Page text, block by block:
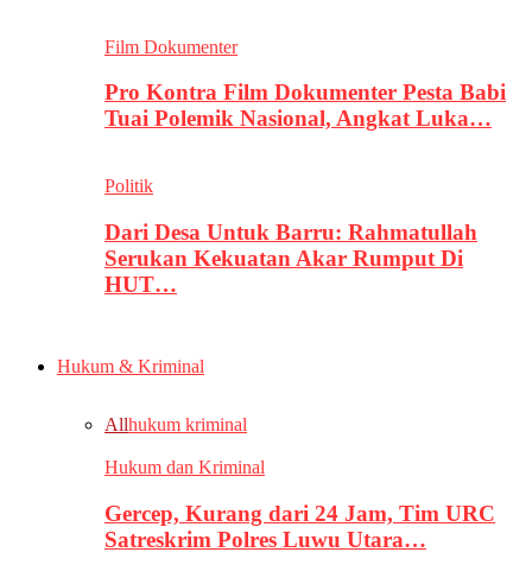
Film Dokumenter
Pro Kontra Film Dokumenter Pesta Babi
Tuai Polemik Nasional, Angkat Luka…
Politik
Dari Desa Untuk Barru: Rahmatullah
Serukan Kekuatan Akar Rumput Di
HUT…
Hukum & Kriminal
Allhukum kriminal
Hukum dan Kriminal
Gercep, Kurang dari 24 Jam, Tim URC
Satreskrim Polres Luwu Utara…